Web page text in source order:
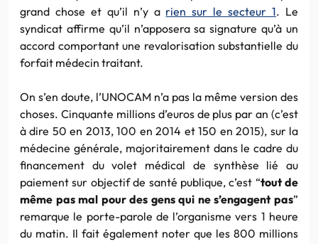
grand chose et qu’il n’y a rien sur le secteur 1. Le
syndicat affirme qu’il n’apposera sa signature qu’à un
accord comportant une revalorisation substantielle du
forfait médecin traitant.
On s’en doute, l’UNOCAM n’a pas la même version des
choses. Cinquante millions d’euros de plus par an (c’est
à dire 50 en 2013, 100 en 2014 et 150 en 2015), sur la
médecine générale, majoritairement dans le cadre du
financement du volet médical de synthèse lié au
paiement sur objectif de santé publique, c’est “tout de
même pas mal pour des gens qui ne s’engagent pas”
remarque le porte-parole de l’organisme vers 1 heure
du matin. Il fait également noter que les 800 millions